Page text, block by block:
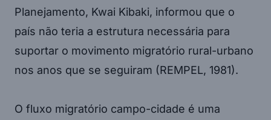
Planejamento, Kwai Kibaki, informou que o
país não teria a estrutura necessária para
suportar o movimento migratório rural-urbano
nos anos que se seguiram (REMPEL, 1981).
O fluxo migratório campo-cidade é uma